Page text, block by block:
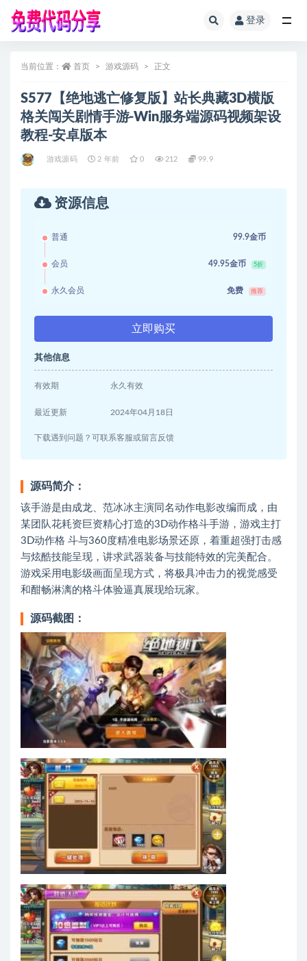
登录
当前位置： 首页 游戏源码 正文
S577【绝地逃亡修复版】站长典藏3D横版
格关闯关剧情手游-Win服务端源码视频架设
教程-安卓版本
游戏源码 2 年前 0 212 99.9
资源信息
普通 99.9金币
会员 49.95金币 5折
永久会员 免费 推荐
立即购买
其他信息
有效期 永久有效
最近更新 2024年04月18日
下载遇到问题？可联系客服或留言反馈
源码简介：
该手游是由成龙、范冰冰主演同名动作电影改编而成，由
某团队花耗资巨资精心打造的3D动作格斗手游，游戏主打
3D动作格 斗与360度精准电影场景还原，着重超强打击感
与炫酷技能呈现，讲求武器装备与技能特效的完美配合。
游戏采用电影级画面呈现方式，将极具冲击力的视觉感受
和酣畅淋漓的格斗体验逼真展现给玩家。
源码截图：